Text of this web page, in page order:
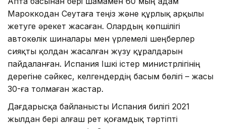
Мароккодан Сеутаға теңіз және құрлық арқылы
жетуге әрекет жасаған. Олардың көпшілігі
автокөлік шиналары мен үрлемелі шеңберлер
сияқты қолдан жасалған жүзу құралдарын
пайдаланған. Испания Ішкі істер министрлігінің
дерегіне сәйкес, келгендердің басым бөлігі – жасы
30-ға толмаған жастар.
Дағдарысқа байланысты Испания билігі 2021
жылдан бері алғаш рет қоғамдық тәртіпті